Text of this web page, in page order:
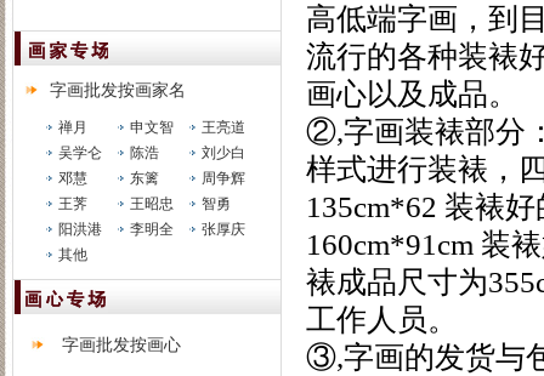
字画批发按画家名
禅月 申文智
王亮道
吴学仑
陈浩
刘少白
邓慧
东篱
周争辉
王荠
王昭忠
智勇
阳洪港
李明全
张厚庆
其他
字画批发按画心
高低端字画，到
流行的各种装裱
画心以及成品。
②,字画装裱部分
样式进行装裱，
135cm*62 装裱
160cm*91cm 装
裱成品尺寸为
工作人员。
③,字画的发货与